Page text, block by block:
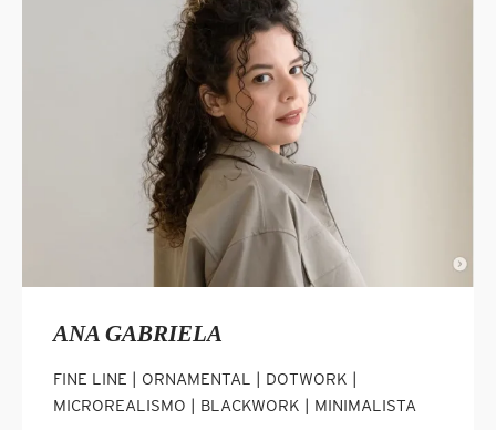
ANA GABRIELA
FINE LINE | ORNAMENTAL | DOTWORK |
MICROREALISMO | BLACKWORK | MINIMALISTA